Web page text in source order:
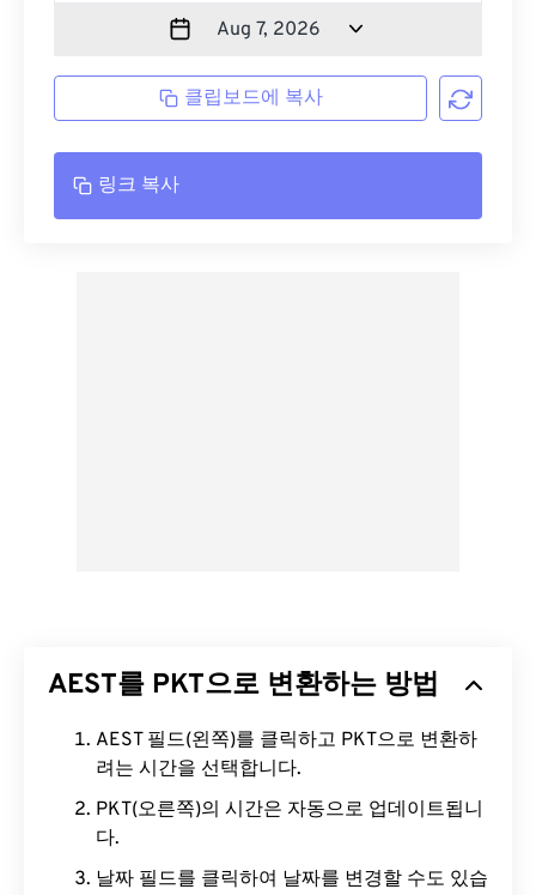
클립보드에 복사
링크 복사
AEST를 PKT으로 변환하는 방법
AEST 필드(왼쪽)를 클릭하고 PKT으로 변환하
려는 시간을 선택합니다.
PKT(오른쪽)의 시간은 자동으로 업데이트됩니
다.
날짜 필드를 클릭하여 날짜를 변경할 수도 있습